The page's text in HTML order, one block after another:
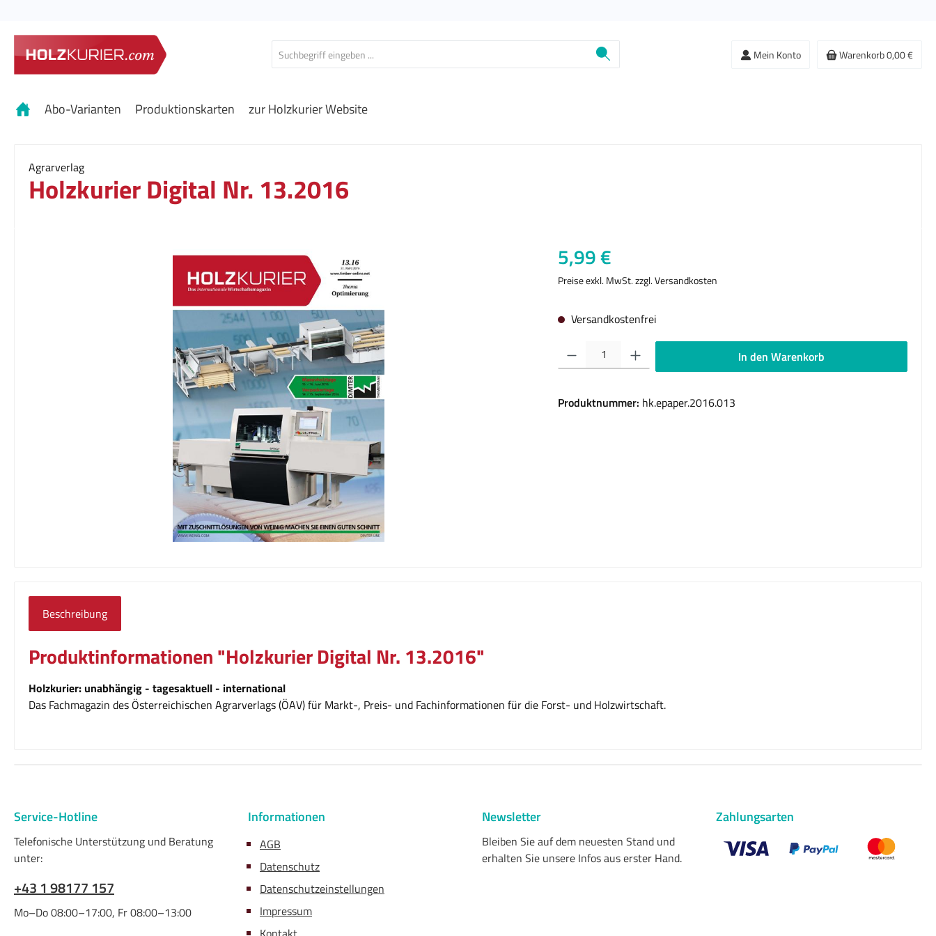
Mein Konto Warenkorb0,00 €
Abo-Varianten Produktionskarten zur Holzkurier Website
Agrarverlag
Holzkurier Digital Nr. 13.2016
Regulärer Preis:
5,99 €
Preise exkl. MwSt. zzgl. Versandkosten
Versandkostenfrei
Produkt Anzahl: Gib den gewünschten Wert ein oder benutze die Schaltflächen um die
In den Warenkorb
Produktnummer: hk.epaper.2016.013
Beschreibung
Produktinformationen "Holzkurier Digital Nr. 13.2016"
Holzkurier: unabhängig - tagesaktuell - international
Das Fachmagazin des Österreichischen Agrarverlags (ÖAV) für Markt-, Preis- und Fachinformationen für die Forst- und Holzwirtschaft.
Service-Hotline
Telefonische Unterstützung und Beratung
unter:
+43 1 98177 157
Mo–Do 08:00–17:00, Fr 08:00–13:00
Informationen
AGB
Datenschutz
Datenschutzeinstellungen
Impressum
Newsletter
Bleiben Sie auf dem neuesten Stand und
erhalten Sie unsere Infos aus erster Hand.
Zahlungsarten